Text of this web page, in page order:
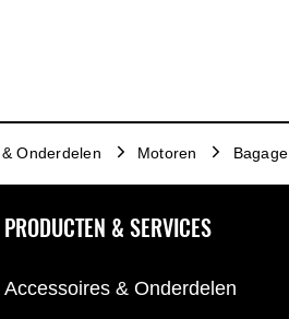
Onderdelen Motoren Bagage
PRODUCTEN & SERVICES
Accessoires & Onderdelen